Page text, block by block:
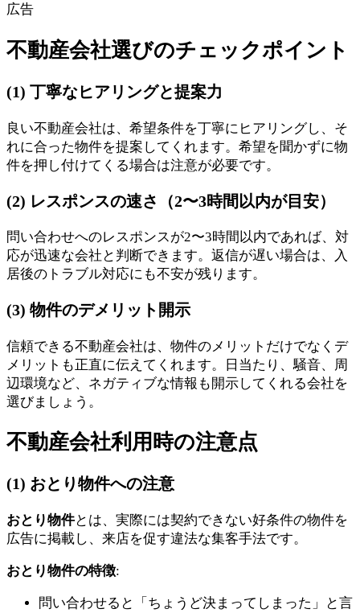
広告
不動産会社選びのチェックポイント
(1) 丁寧なヒアリングと提案力
良い不動産会社は、希望条件を丁寧にヒアリングし、そ
れに合った物件を提案してくれます。希望を聞かずに物
件を押し付けてくる場合は注意が必要です。
(2) レスポンスの速さ（2〜3時間以内が目安）
問い合わせへのレスポンスが2〜3時間以内であれば、対
応が迅速な会社と判断できます。返信が遅い場合は、入
居後のトラブル対応にも不安が残ります。
(3) 物件のデメリット開示
信頼できる不動産会社は、物件のメリットだけでなくデ
メリットも正直に伝えてくれます。日当たり、騒音、周
辺環境など、ネガティブな情報も開示してくれる会社を
選びましょう。
不動産会社利用時の注意点
(1) おとり物件への注意
おとり物件とは、実際には契約できない好条件の物件を
広告に掲載し、来店を促す違法な集客手法です。
おとり物件の特徴:
問い合わせると「ちょうど決まってしまった」と言